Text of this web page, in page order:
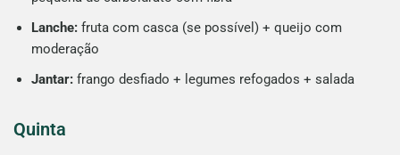
Lanche: fruta com casca (se possível) + queijo com
moderação
Jantar: frango desfiado + legumes refogados + salada
Quinta